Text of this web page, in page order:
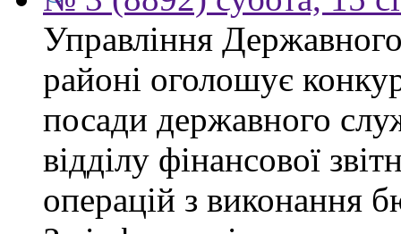
Управління
районі оголошує
посади державного
відділу фінансової
операцій з виконання